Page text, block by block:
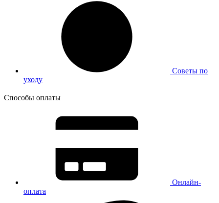
Советы по
уходу
Способы оплаты
Онлайн-
оплата